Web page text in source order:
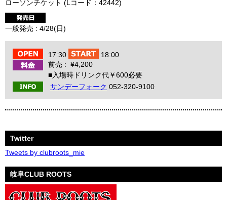
ローソンチケット (Lコード：42442)
一般発売 : 4/28(日)
17:30
18:00
前売 : ¥4,200
■入場時ドリンク代￥600必要
サンデーフォーク 052-320-9100
Twitter
Tweets by clubroots_mie
岐阜CLUB ROOTS